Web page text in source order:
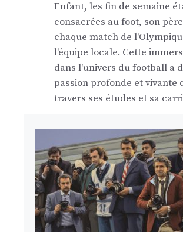
Enfant, les fin de semaine
consacrées au foot, son
chaque match de
l'équipe locale. Cette
dans l'univers du football a
passion profonde et vivante
travers ses études et sa